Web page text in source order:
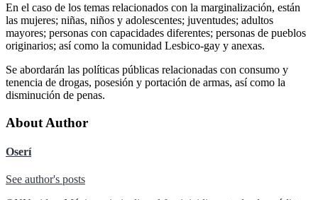
En el caso de los temas relacionados con la marginalización, están
las mujeres; niñas, niños y adolescentes; juventudes; adultos
mayores; personas con capacidades diferentes; personas de pueblos
originarios; así como la comunidad Lesbico-gay y anexas.
Se abordarán las políticas públicas relacionadas con consumo y
tenencia de drogas, posesión y portación de armas, así como la
disminución de penas.
About Author
Oserí
See author's posts